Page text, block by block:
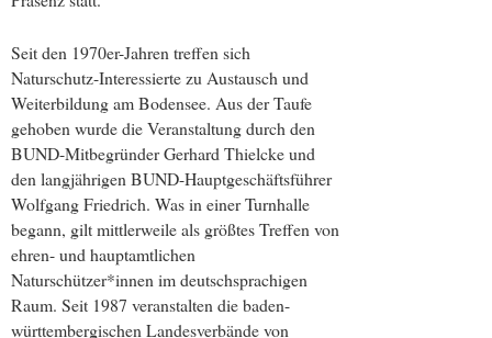
Seit den 1970er-Jahren treffen sich
Naturschutz-Interessierte zu Austausch und
Weiterbildung am Bodensee. Aus der Taufe
gehoben wurde die Veranstaltung durch den
BUND-Mitbegründer Gerhard Thielcke und
den langjährigen BUND-Hauptgeschäftsführer
Wolfgang Friedrich. Was in einer Turnhalle
begann, gilt mittlerweile als größtes Treffen von
ehren- und hauptamtlichen
Naturschützer*innen im deutschsprachigen
Raum. Seit 1987 veranstalten die baden-
württembergischen Landesverbände von